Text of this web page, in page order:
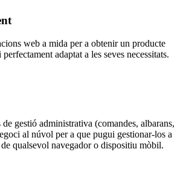
web a mida per a obtenir un producte
adaptat a les seves necessitats.
gestió administrativa (comandes, albarans,
al núvol per a que pugui gestionar-los a
qualsevol navegador o dispositiu mòbil.